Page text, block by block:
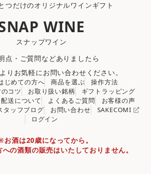
つだけのオリジナルワインギフト
WINE
スナップワイン
点・ご質問などありましたら
よりお気軽にお問い合わせください。
じめての方へ 商品を選ぶ
操作方法
コツ
お取り扱い銘柄
ギフトラッピング
配送について よくあるご質問
お客様の声
タッフブログ お問い合わせ
SAKECOMI
ログイン
お酒は20歳になってから。
の酒類の販売はいたしておりません。